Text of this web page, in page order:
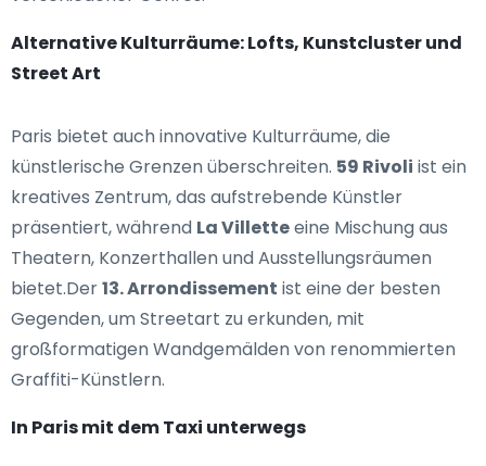
Alternative Kulturräume: Lofts, Kunstcluster und
Street Art
Paris bietet auch innovative Kulturräume, die
künstlerische Grenzen überschreiten. 59 Rivoli ist ein
kreatives Zentrum, das aufstrebende Künstler
präsentiert, während La Villetteeine Mischung aus
Theatern, Konzerthallen und Ausstellungsräumen
bietet.Der13. Arrondissement ist eine der besten
Gegenden, um Streetart zu erkunden, mit
großformatigen Wandgemälden von renommierten
Graffiti-Künstlern.
In Paris mit dem Taxi unterwegs